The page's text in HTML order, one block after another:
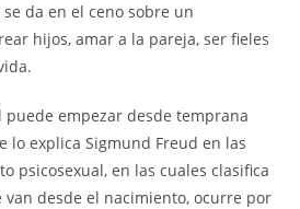
da en el ceno sobre un
hijos, amar a la pareja, ser fieles
puede empezar desde temprana
lo explica Sigmund Freud en las
psicosexual, en las cuales clasifica
desde el nacimiento, ocurre por